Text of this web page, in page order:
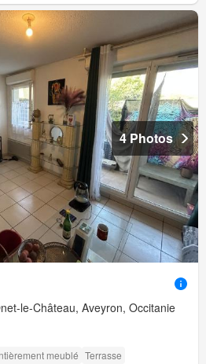
4 Photos
le-Château, Aveyron, Occitanie
meublé Terrasse